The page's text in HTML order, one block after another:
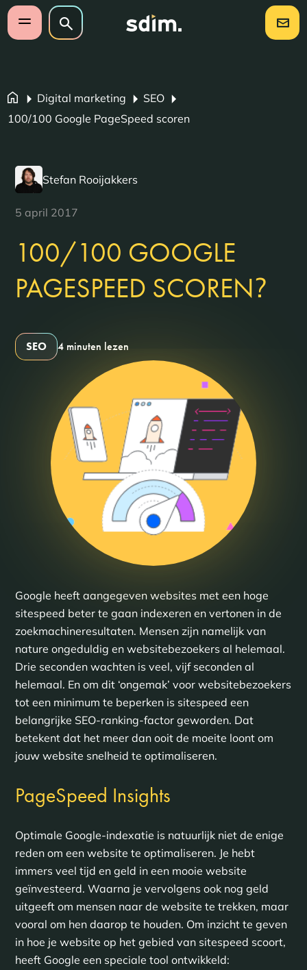
Navigatie overslaan
Open mobiel menu
Zoeken op website
Zoeken
Digital marketing
SEO
100/100 Google PageSpeed scoren
Stefan Rooijakkers
5 april 2017
100/100 GOOGLE
PAGESPEED SCOREN?
SEO 4 minuten lezen
Google heeft aangegeven websites met een hoge
sitespeed beter te gaan indexeren en vertonen in de
zoekmachineresultaten. Mensen zijn namelijk van
nature ongeduldig en websitebezoekers al helemaal.
Drie seconden wachten is veel, vijf seconden al
helemaal. En om dit ‘ongemak’ voor websitebezoekers
tot een minimum te beperken is sitespeed een
belangrijke SEO-ranking-factor geworden. Dat
betekent dat het meer dan ooit de moeite loont om
jouw website snelheid te optimaliseren.
PageSpeed Insights
Optimale Google-indexatie is natuurlijk niet de enige
reden om een website te optimaliseren. Je hebt
immers veel tijd en geld in een mooie website
geïnvesteerd. Waarna je vervolgens ook nog geld
uitgeeft om mensen naar de website te trekken, maar
vooral om hen daarop te houden. Om inzicht te geven
in hoe je website op het gebied van sitespeed scoort,
heeft Google een speciale tool ontwikkeld: